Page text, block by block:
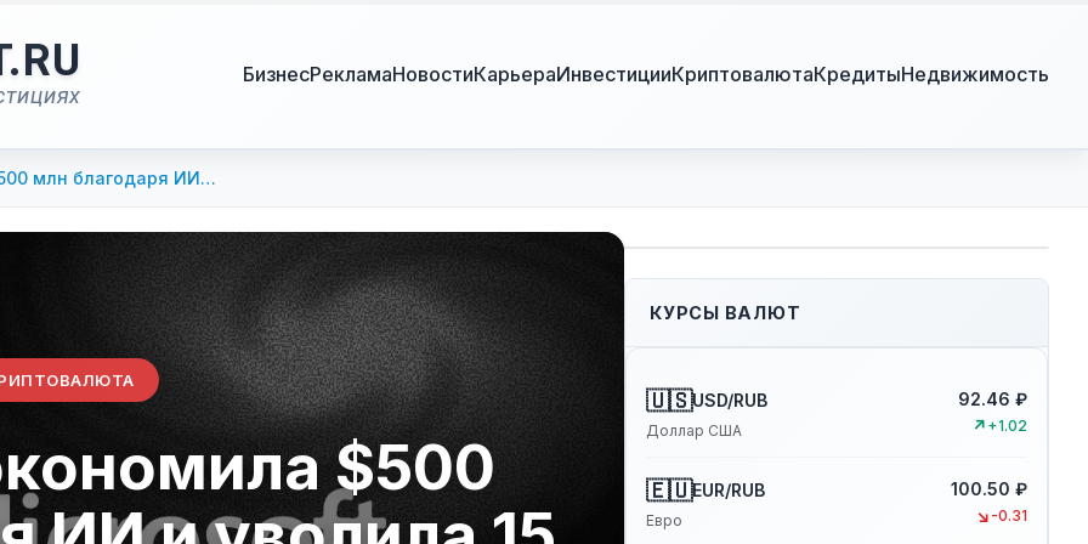
БизнесРекламаНовостиКарьераИнвестицииКриптовалютаКредитыНедвижимость
млн благодаря ИИ…
$500
КУРСЫ ВАЛЮТ
🇺🇸USD/RUB
Доллар США
92.46 ₽
↗ +1.02
🇪🇺EUR/RUB
Евро
100.50 ₽
↘ -0.31